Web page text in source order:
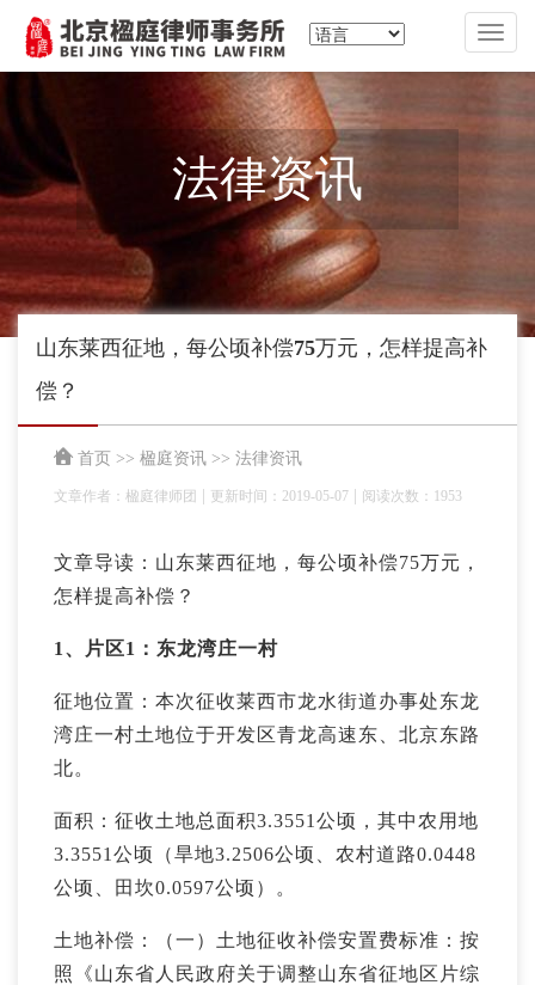
切
换
导
法律资讯
山东莱西征地，每公顷补偿75万元，怎样提高补
偿？
首页 >> 楹庭资讯 >> 法律资讯
文章作者：楹庭律师团 更新时间：2019-05-07 阅读次数：1953
文章导读：山东莱西征地，每公顷补偿75万元，
怎样提高补偿？
1、片区1：东龙湾庄一村
征地位置：本次征收莱西市龙水街道办事处东龙
湾庄一村土地位于开发区青龙高速东、北京东路
北。
面积：征收土地总面积3.3551公顷，其中农用地
3.3551公顷（旱地3.2506公顷、农村道路0.0448
公顷、田坎0.0597公顷）。
土地补偿：（一）土地征收补偿安置费标准：按
照《山东省人民政府关于调整山东省征地区片综